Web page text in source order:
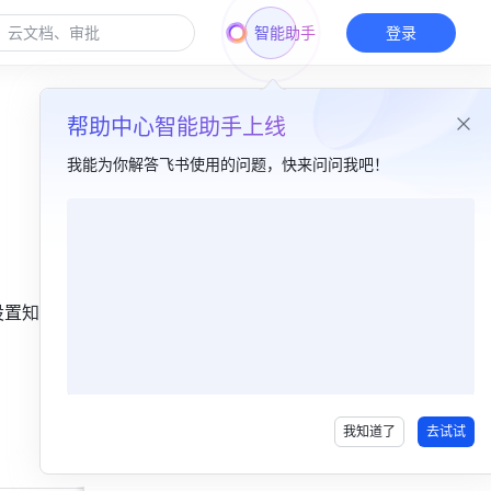
智能助手
帮助中心智能助手上线
我能为你解答飞书使用的问题，快来问问我吧！
我知道了 去试试
登录
知识库